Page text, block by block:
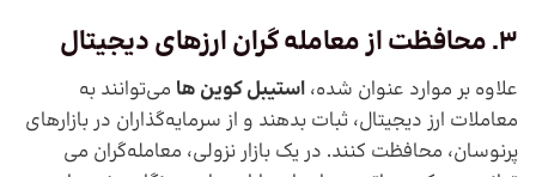
3. محافظت از معامله گران ارزهای دیجیتال
علاوه بر موارد عنوان شده، استیبل کوین ها می‌توانند به
معاملات ارز دیجیتال، ثبات بدهند و از سرمایه‌گذاران در بازارهای
پرنوسان، محافظت کنند. در یک بازار نزولی، معامله‌گران می